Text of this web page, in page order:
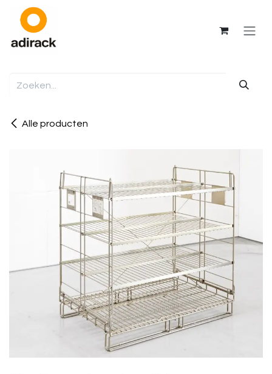
Overslaan naar inhoud
Alle producten